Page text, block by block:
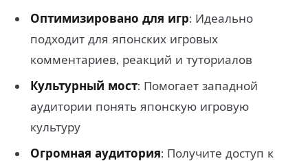
Оптимизировано для игр: Идеально
подходит для японских игровых
комментариев, реакций и туториалов
Культурный мост: Помогает западной
аудитории понять японскую игровую
культуру
Огромная аудитория: Получите доступ к